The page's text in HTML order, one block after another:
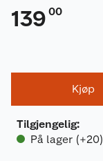
139 00
Kjøp
Tilgjengelig:
På lager (+20)